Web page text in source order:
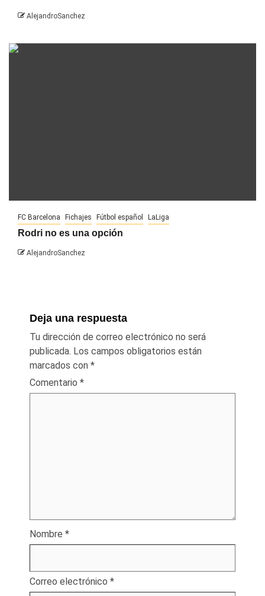
AlejandroSanchez
FC Barcelona Fichajes Fútbol español LaLiga
Rodri no es una opción
AlejandroSanchez
Deja una respuesta
Tu dirección de correo electrónico no será
publicada. Los campos obligatorios están
marcados con *
Comentario *
Nombre *
Correo electrónico *